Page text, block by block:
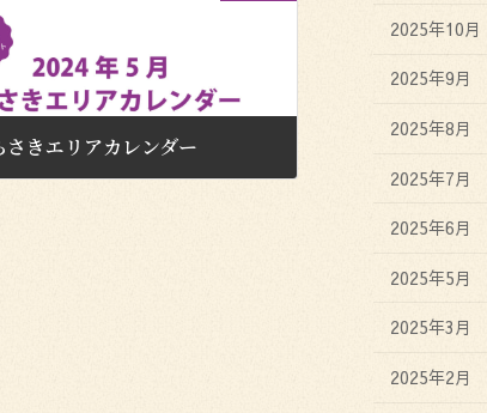
さきエリアカレンダー
2025年10月
2025年9月
2025年8月
2025年7月
2025年6月
2025年5月
2025年3月
2025年2月